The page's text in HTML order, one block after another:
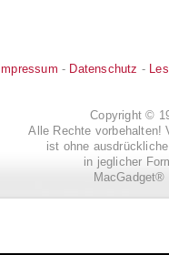
Impressum - Datenschutz -
Copyright ©
Alle Rechte vorbehalten!
ist ohne
in jeglicher
MacGadget®